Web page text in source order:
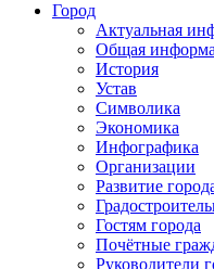
Город
Актуальная
Общая
История
Устав
Символика
Экономика
Инфографика
Организации
Развитие
Гостям города
Почётные
Руководители